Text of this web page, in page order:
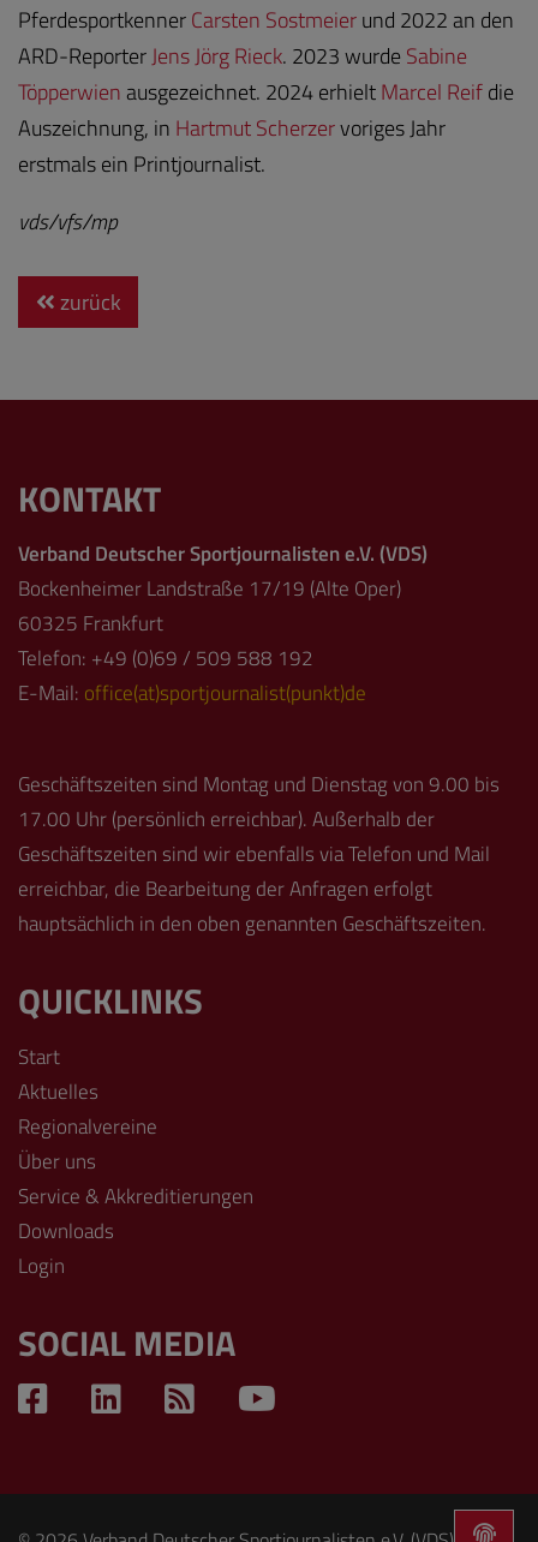
PferdesportkennerCarsten Sostmeierund 2022 an den
ARD-ReporterJens Jörg Rieck. 2023 wurde Sabine
Töpperwien ausgezeichnet. 2024 erhieltMarcel Reifdie
Auszeichnung, in Hartmut Scherzervoriges Jahr
erstmals ein Printjournalist.
vds/vfs/mp
zurück
KONTAKT
Verband Deutscher Sportjournalisten e.V. (VDS)
Bockenheimer Landstraße 17/19 (Alte Oper)
60325 Frankfurt
Telefon: +49 (0)69 / 509 588 192
E-Mail: office(at)sportjournalist(punkt)de
Geschäftszeiten sind Montag und Dienstag von 9.00 bis
17.00 Uhr (persönlich erreichbar). Außerhalb der
Geschäftszeiten sind wir ebenfalls via Telefon und Mail
erreichbar, die Bearbeitung der Anfragen erfolgt
hauptsächlich in den oben genannten Geschäftszeiten.
QUICKLINKS
Start
Aktuelles
Regionalvereine
Über uns
Service & Akkreditierungen
Downloads
Login
SOCIAL MEDIA